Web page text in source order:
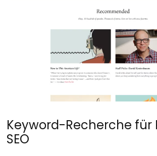
Keyword-Recherche für
SEO